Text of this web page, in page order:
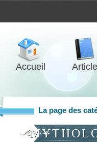
Accueil
La page des